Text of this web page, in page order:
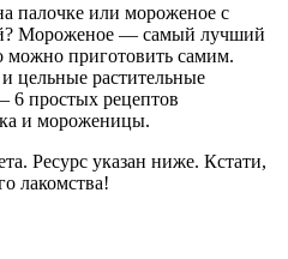
палочке или мороженое с
Мороженое — самый лучший
можно приготовить самим.
цельные растительные
6 простых рецептов
и мороженицы.
Ресурс указан ниже. Кстати,
лакомства!